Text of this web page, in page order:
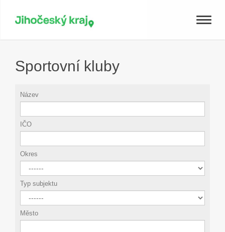
Toggle
Sportovní kluby
Název
IČO
Okres
Typ subjektu
Město